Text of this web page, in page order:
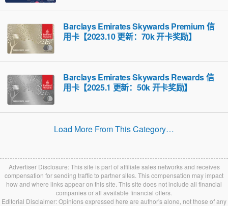
Barclays Emirates Skywards Premium 信
用卡【2023.10 更新：70k 开卡奖励】
Barclays Emirates Skywards Rewards 信
用卡【2025.1 更新：50k 开卡奖励】
Load More From This Category…
Advertiser Disclosure: This site is part of affiliate sales networks and receives
compensation for sending traffic to partner sites. This compensation may impact
how and where links appear on this site. This site does not include all financial
companies or all available financial offers.
Editorial Disclaimer: Opinions expressed here are author's alone, not those of any